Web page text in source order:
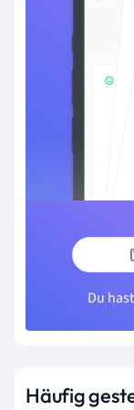
Du
Häufig